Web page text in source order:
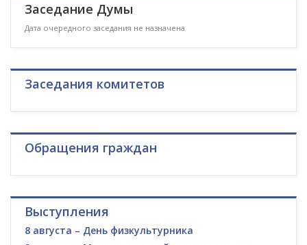
Заседание Думы
Дата очередного заседания не назначена
Заседания комитетов
Обращения граждан
Выступления
8 августа – День физкультурника